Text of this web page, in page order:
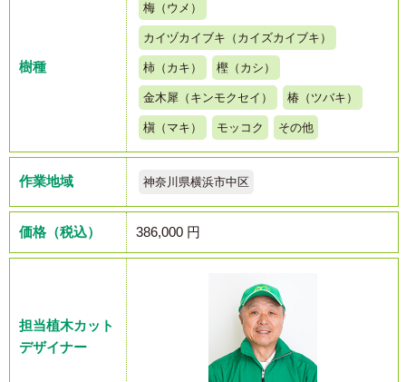
樹種
梅（ウメ）
カイヅカイブキ（カイズカイブキ）
柿（カキ） 樫（カシ）
金木犀（キンモクセイ） 椿（ツバキ）
槇（マキ） モッコク その他
作業地域 神奈川県横浜市中区
価格（税込） 386,000 円
担当植木カット
デザイナー